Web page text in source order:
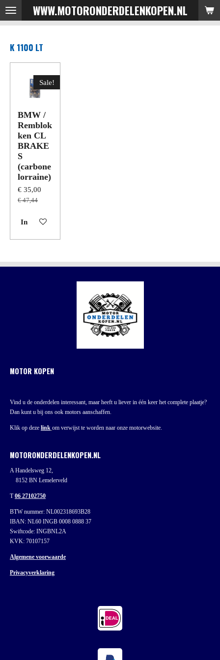
Ga
direct
de
WWW.MOTORONDERDELENKOPEN.NL
K 1100 LT
Sale!
BMW /
Remblok
ken CL
BRAKE
S
(carbone
lorraine)
€ 35,00
€ 47,44
In winkelwagen
MOTOR KOPEN
Vind u de onderdelen interessant, maar heeft u liever in één keer het complete plaatje?
Dan kunt u bij ons ook motors aanschaffen.
Klik op deze link om verwijst te worden naar onze motorwebsite.
MOTORONDERDELENKOPEN.NL
A Handelsweg 12,
8152 BN Lemelerveld
T06 27102750
BTW nummer: NL002318693B28
IBAN: NL60 INGB 0008 0888 37
Swiftcode: INGBNL2A
KVK: 70107157
Algemene voorwaarde
Privacyverklaring